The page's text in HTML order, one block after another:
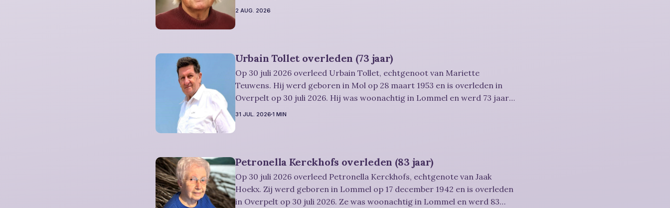
Rouwbericht Severens: De afscheidsviering heeft plaats in besloten kring.
2 AUG. 2026
Urbain Tollet overleden (73 jaar)
Op 30 juli 2026 overleed Urbain Tollet, echtgenoot van Mariette
Teuwens. Hij werd geboren in Mol op 28 maart 1953 en is overleden in
Overpelt op 30 juli 2026. Hij was woonachtig in Lommel en werd 73 jaar.
Rouwbericht Severens: De afscheidsviering van Urbain waarop u
31 JUL. 2026 1 MIN
Petronella Kerckhofs overleden (83 jaar)
Op 30 juli 2026 overleed Petronella Kerckhofs, echtgenote van Jaak
Hoekx. Zij werd geboren in Lommel op 17 december 1942 en is overleden
in Overpelt op 30 juli 2026. Ze was woonachtig in Lommel en werd 83